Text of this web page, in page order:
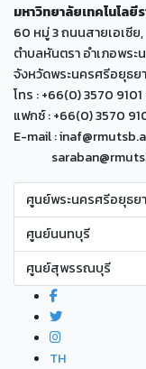
มหาวิทยาลัยเทคโนโล
60 หมู่ 3 ถนนสายเอเซีย,
ตำบลหันตรา อำเภอพร
จังหวัดพระนครศรีอยุธย
โทร : +66(0) 3570
แฟกซ์ : +66(0) 3570
E-mail :
ศูนย์พระนครศรีอยุธย
ศูนย์นนทบุรี
ศูนย์สุพรรณบุรี
TH